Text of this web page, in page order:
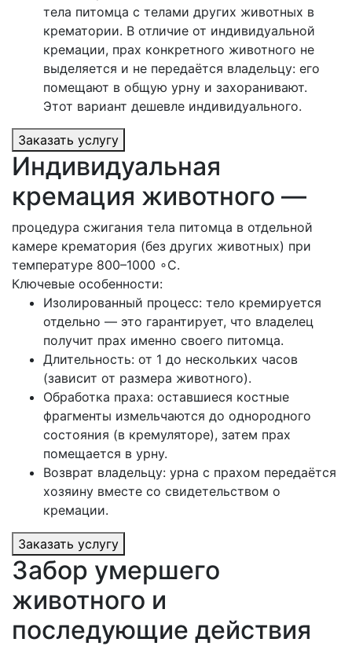
тела питомца с телами других животных в
крематории. В отличие от индивидуальной
кремации, прах конкретного животного не
выделяется и не передаётся владельцу: его
помещают в общую урну и захоранивают.
Этот вариант дешевле индивидуального.
Заказать услугу
Индивидуальная
кремация животного —
процедура сжигания тела питомца в отдельной
камере крематория (без других животных) при
температуре 800–1000 ∘C.
Ключевые особенности:
Изолированный процесс: тело кремируется
отдельно — это гарантирует, что владелец
получит прах именно своего питомца.
Длительность: от 1 до нескольких часов
(зависит от размера животного).
Обработка праха: оставшиеся костные
фрагменты измельчаются до однородного
состояния (в кремуляторе), затем прах
помещается в урну.
Возврат владельцу: урна с прахом передаётся
хозяину вместе со свидетельством о
кремации.
Заказать услугу
Забор умершего
животного и
последующие действия